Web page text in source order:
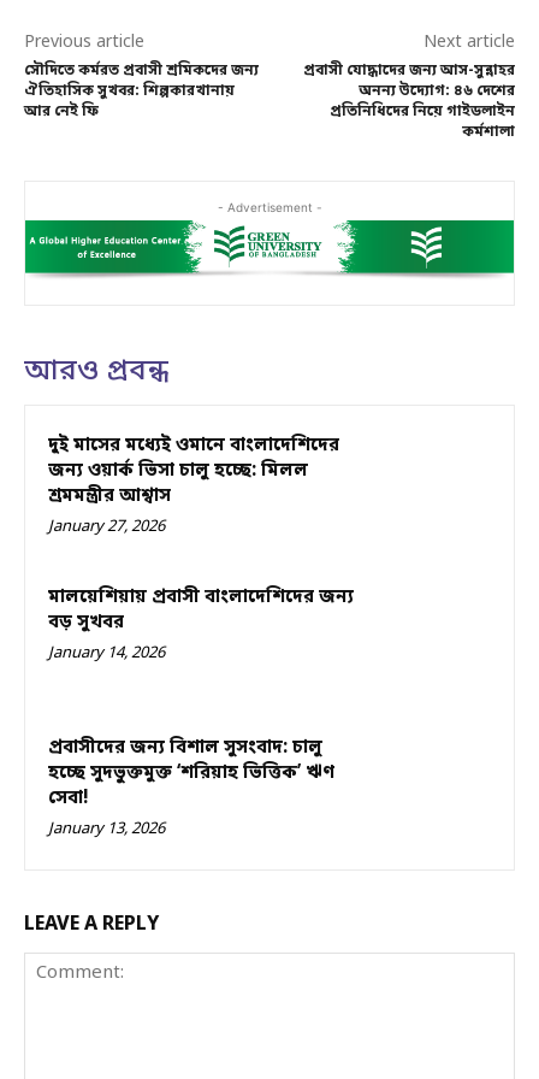
Previous article
সৌদিতে কর্মরত প্রবাসী শ্রমিকদের জন্য
ঐতিহাসিক সুখবর: শিল্পকারখানায়
আর নেই ফি
Next article
প্রবাসী যোদ্ধাদের জন্য আস-সুন্নাহর
অনন্য উদ্যোগ: ৪৬ দেশের
প্রতিনিধিদের নিয়ে গাইডলাইন
কর্মশালা
- Advertisement -
আরও প্রবন্ধ
দুই মাসের মধ্যেই ওমানে বাংলাদেশিদের
জন্য ওয়ার্ক ভিসা চালু হচ্ছে: মিলল
শ্রমমন্ত্রীর আশ্বাস
January 27, 2026
মালয়েশিয়ায় প্রবাসী বাংলাদেশিদের জন্য
বড় সুখবর
January 14, 2026
প্রবাসীদের জন্য বিশাল সুসংবাদ: চালু
হচ্ছে সুদভুক্তমুক্ত ‘শরিয়াহ ভিত্তিক’ ঋণ
সেবা!
January 13, 2026
LEAVE A REPLY